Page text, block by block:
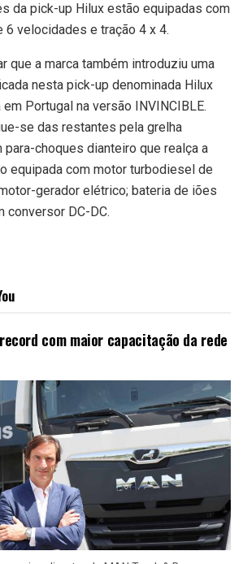
da pick-up Hilux estão equipadas com
6 velocidades e tração 4 x 4.
que a marca também introduziu uma
nesta pick-up denominada Hilux
Portugal na versão INVINCIBLE.
se das restantes pela grelha
choques dianteiro que realça a
equipada com motor turbodiesel de
gerador elétrico; bateria de iões
conversor DC-DC.
com maior capacitação da rede